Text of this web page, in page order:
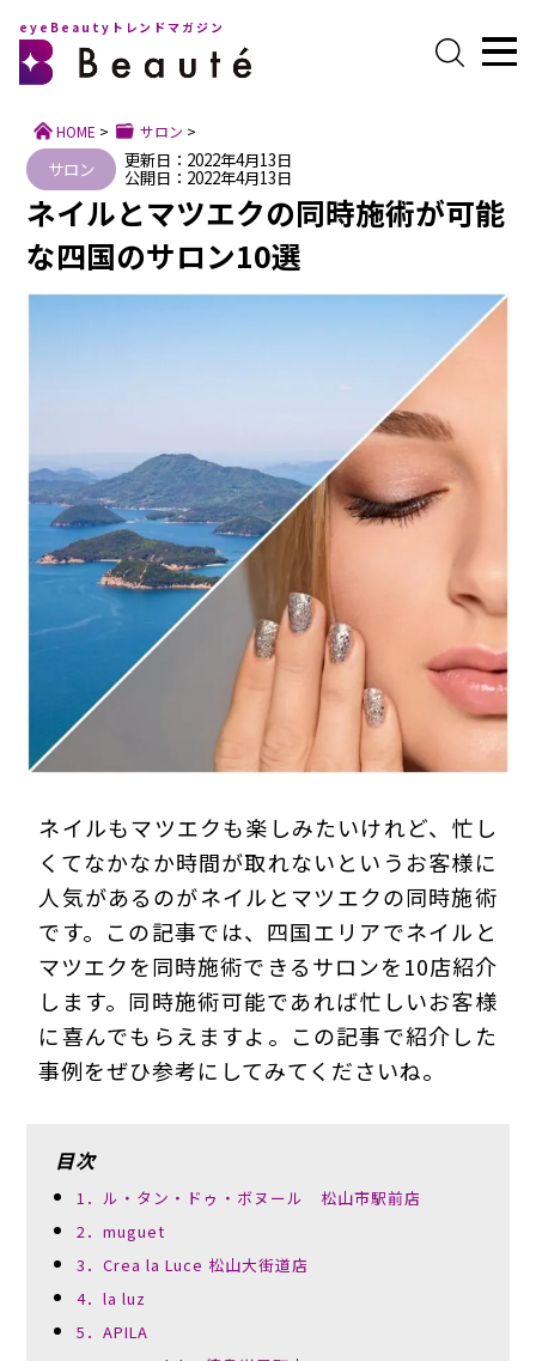
プライバシーポリシー
eyeBeautyトレンドマガジン
HOME > サロン >
サロン 更新日：2022年4月13日
公開日：2022年4月13日
ネイルとマツエクの同時施術が可能
な四国のサロン10選
ネイルもマツエクも楽しみたいけれど、忙し
くてなかなか時間が取れないというお客様に
人気があるのがネイルとマツエクの同時施術
です。この記事では、四国エリアでネイルと
マツエクを同時施術できるサロンを10店紹介
します。同時施術可能であれば忙しいお客様
に喜んでもらえますよ。この記事で紹介した
事例をぜひ参考にしてみてくださいね。
目次
1．ル・タン・ドゥ・ボヌール 松山市駅前店
2．muguet
3．Crea la Luce 松山大街道店
4．la luz
5．APILA